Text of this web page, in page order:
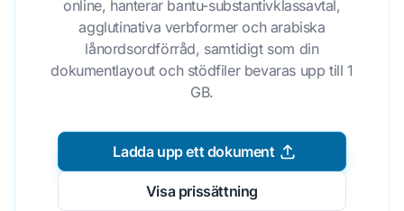
online, hanterar bantu-substantivklassavtal,
agglutinativa verbformer och arabiska
lånordsordförråd, samtidigt som din
dokumentlayout och stödfiler bevaras upp till 1
GB.
Ladda upp ett dokument
Visa prissättning